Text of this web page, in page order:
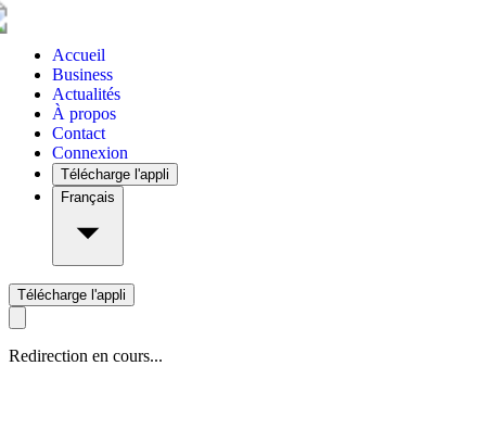
Accueil
Business
Actualités
À propos
Contact
Connexion
Télécharge l'appli
Français
Télécharge l'appli
Redirection en cours...